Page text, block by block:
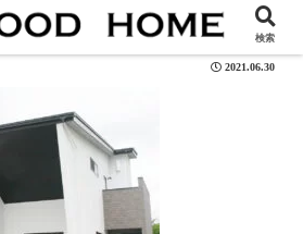
2021.06.30
検索